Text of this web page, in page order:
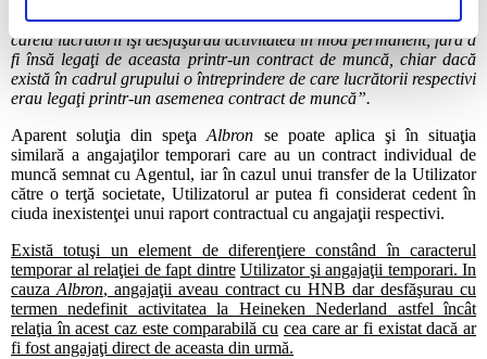
litera (a) din Directiva 2001/23, întreprinderea din grup în cadrul
căreia lucrătorii îşi desfăşurau activitatea în mod permanent, fără a
fi însă legaţi de aceasta printr-un contract de muncă, chiar dacă
există în cadrul grupului o întreprindere de care lucrătorii respectivi
erau legaţi printr-un asemenea contract de muncă”.
Aparent soluţia din speţaAlbron se poate aplica şi în situaţia
similară a angajaţilor temporari care au un contract individual de
muncă semnat cu Agentul, iar în cazul unui transfer de la Utilizator
către o terţă societate, Utilizatorul ar putea fi considerat cedent în
ciuda inexistenţei unui raport contractual cu angajaţii respectivi.
Există totuşi un element de diferenţiere constând în caracterul
temporar al relaţiei de fapt dintre Utilizator şi angajaţii temporari. In
cauzaAlbron, angajaţii aveau contract cu HNB dar desfăşurau cu
termen nedefinit activitatea la Heineken Nederland astfel încât
relaţia în acest caz este comparabilă cu cea care ar fi existat dacă ar
fi fost angajaţi direct de aceasta din urmă.